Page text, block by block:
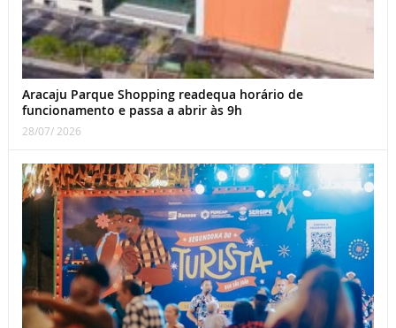
Aracaju Parque Shopping readequa horário de
funcionamento e passa a abrir às 9h
28/07/ 2026